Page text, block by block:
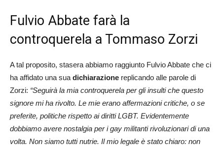
Fulvio Abbate farà la
controquerela a Tommaso Zorzi
A tal proposito, stasera abbiamo raggiunto Fulvio Abbate che ci
ha affidato una sua dichiarazione replicando alle parole di
Zorzi: “Seguirà la mia controquerela per gli insulti che questo
signore mi ha rivolto. Le mie erano affermazioni critiche, o se
preferite, politiche rispetto ai diritti LGBT. Evidentemente
dobbiamo avere nostalgia per i gay militanti rivoluzionari di una
volta. Non siamo tutti nutrie. Il mio legale è stato chiaro: non